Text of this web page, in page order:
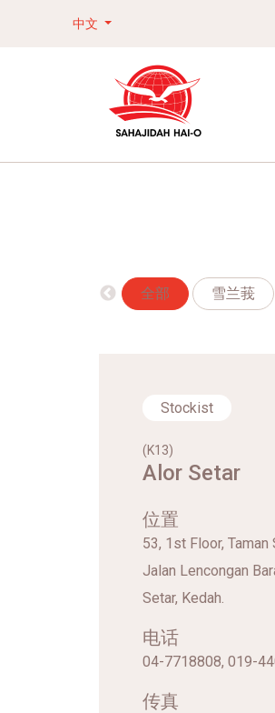
中文
全部 雪兰莪
Stockist
(K13)
Alor Setar
位置
53, 1st Floor, Taman
Jalan Lencongan
Setar, Kedah.
电话
04-7718808, 019-
传真